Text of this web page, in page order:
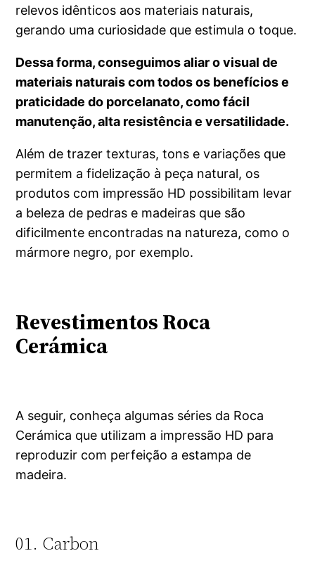
relevos idênticos aos materiais naturais,
gerando uma curiosidade que estimula o toque.
Dessa forma, conseguimos aliar o visual de
materiais naturais com todos os benefícios e
praticidade do porcelanato, como fácil
manutenção, alta resistência e versatilidade.
Além de trazer texturas, tons e variações que
permitem a fidelização à peça natural, os
produtos com impressão HD possibilitam levar
a beleza de pedras e madeiras que são
dificilmente encontradas na natureza, como o
mármore negro, por exemplo.
Revestimentos Roca
Cerámica
A seguir, conheça algumas séries da Roca
Cerámica que utilizam a impressão HD para
reproduzir com perfeição a estampa de
madeira.
01. Carbon